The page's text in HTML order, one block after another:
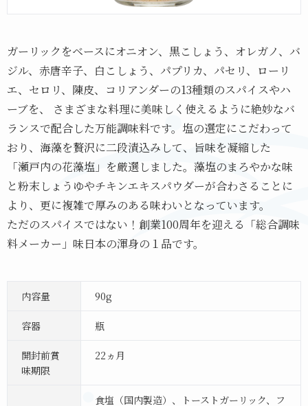
ガーリックをベースにオニオン、黒こしょう、オレガノ、バ
ジル、赤唐辛子、白こしょう、パプリカ、パセリ、ローリ
エ、セロリ、陳皮、コリアンダーの13種類のスパイスやハ
ーブを、 さまざまな料理に美味しく使えるように絶妙なバ
ランスで配合した万能調味料です。塩の選定にこだわって
おり、海藻を贅沢に二段漬込みして、旨味を凝縮した
「瀬戸内の花藻塩」を厳選しました。藻塩のまろやかな味
と粉末しょうゆやチキンエキスパウダーが合わさることに
より、更に複雑で厚みのある味わいとなっています。
ただのスパイスではない！創業100周年を迎える「総合調味
料メーカー」味日本の渾身の１品です。
内容量 90g
容器 瓶
開封前賞
味期限
22ヵ月
食塩（国内製造）、トーストガーリック、フ